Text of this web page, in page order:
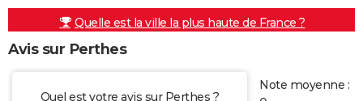
Quelle est la ville la plus haute de France ?
Avis sur Perthes
Quel est votre avis sur Perthes ?
Note moyenne :